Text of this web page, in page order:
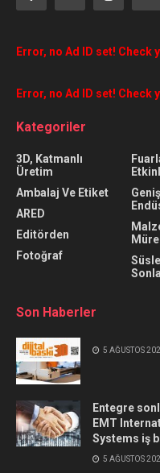
Error, no Ad ID set! Check
Error, no Ad ID set! Check
Kategoriler
3D, Katmanlı
Üretim
Ambalaj Ve Etiket
ARED
Editörden
Fotoğraf
Son Haberler
5 AĞUSTOS
Entegre
EMT
Systems iş
5 AĞUSTOS